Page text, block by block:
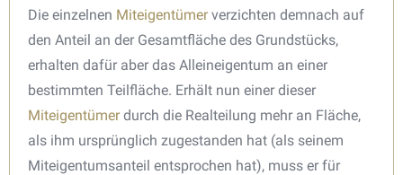
Die einzelnen Miteigentümerverzichten demnach auf
den Anteil an der Gesamtfläche des Grundstücks,
erhalten dafür aber das Alleineigentum an einer
bestimmten Teilfläche. Erhält nun einer dieser
Miteigentümerdurch die Realteilung mehr an Fläche,
als ihm ursprünglich zugestanden hat (als seinem
Miteigentumsanteil entsprochen hat), muss er für